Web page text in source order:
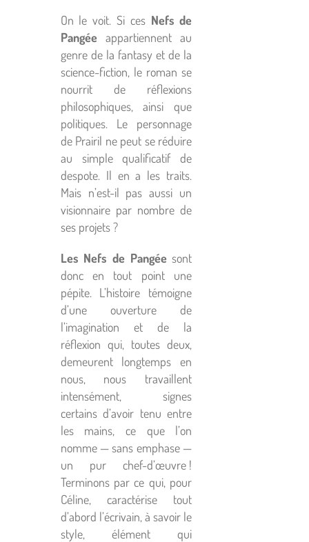
On le voit. Si ces Nefs de
Pangéeappartiennent au
genre de la fantasy et de la
science-fiction, le roman se
nourrit de réflexions
philosophiques, ainsi que
politiques. Le personnage
de Prairil ne peut se réduire
au simple qualificatif de
despote. Il en a les traits.
Mais n’est-il pas aussi un
visionnaire par nombre de
ses projets ?
Les Nefs de Pangéesont
donc en tout point une
pépite. L’histoire témoigne
d’une ouverture de
l’imagination et de la
réflexion qui, toutes deux,
demeurent longtemps en
nous, nous travaillent
intensément, signes
certains d’avoir tenu entre
les mains, ce que l’on
nomme — sans emphase —
un pur chef-d’œuvre !
Terminons par ce qui, pour
Céline, caractérise tout
d’abord l’écrivain, à savoir le
style, élément qui